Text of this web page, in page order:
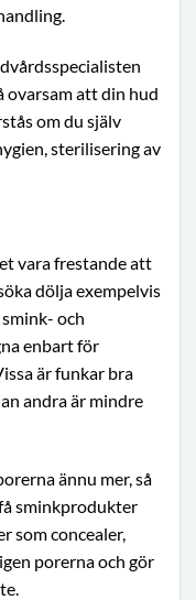
ovarsam att din hud
om du själv
sterilisering av
vara frestande att
dölja exempelvis
och
enbart för
är funkar bra
andra är mindre
ännu mer, så
sminkprodukter
som concealer,
porerna och gör